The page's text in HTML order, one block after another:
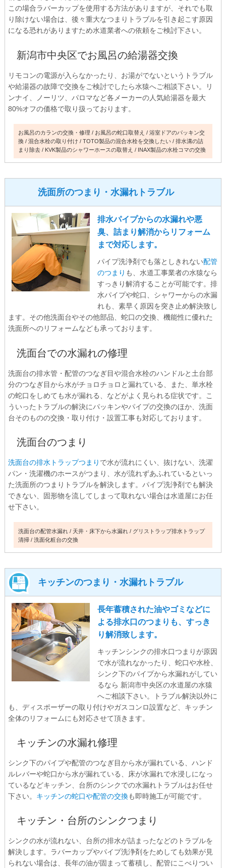
この場合ラバーカップを使用する方法がありますが、それでも取
り除けない場合は、後々重大なつまりトラブルを引き起こす原因
になる恐れがありますため水道業者への依頼をご検討下さい。
新潟市中央区でお風呂の給湯器交換
リモコンの電源が入らなかったり、お湯がでないというトラブル
や給湯器の故障で交換をご検討でしたら水猿へご相談下さい。リ
ンナイ、ノーリツ、パロマなど各メーカーの人気給湯器を最大
80%オフの価格で取り扱っております。
お風呂のカランの交換・修理 お風呂の蛇口取替え
浴室ドアのパッキン交
換
混合水栓の取り付け TOTO製品の混合水栓を交換したい
排水溝の詰
まり除去
KVK製品のシャワーホースの取替え INAX製品の水栓コマの交換
洗面所のつまり・水漏れトラブル
排水パイプからの水漏れや悪
臭、詰まり解消からリフォーム
まで対応します。
パイプ洗浄剤でも落としきれない配管
のつまり も、水道工事業者の水猿なら
すっきり解消することが可能です。排
水パイプや蛇口、シャワーからの水漏
れも、素早く原因を突き止め解決致し
ます。その他洗面台やその他部品、蛇口の交換、機能性に優れた
洗面所へのリフォームなども承っております。
洗面台での水漏れの修理
洗面台の排水管・配管のつなぎ目や混合水栓のハンドルと土台部
分のつなぎ目から水がチョロチョロと漏れている、また、単水栓
の蛇口をしめても水が漏れる、などがよく見られる症状です。こ
ういったトラブルの解決にパッキンやパイプの交換のほか、洗面
台そのものの交換・取り付け・設置工事も対応しております。
洗面台のつまり
洗面台の排水トラップつまり で水が流れにくい、抜けない、洗濯
パン・洗濯機のホースがつまり、水が流れずあふれているといっ
た洗面所のつまりトラブルを解決します。パイプ洗浄剤でも解決
できない、固形物を流してしまって取れない場合は水道屋にお任
せ下さい。
洗面台の配管水漏れ 天井・床下から水漏れ
グリストラップ排水トラップ
清掃
洗面化粧台の交換
キッチンのつまり・水漏れトラブル
長年蓄積された油やゴミなどに
よる排水口のつまりも、すっき
り解消致します。
キッチンシンクの排水口つまりが原因
で水が流れなかったり、蛇口や水栓、
シンク下のパイプから水漏れがしてい
るなら 新潟市中央区の水道屋の水猿
へご相談下さい。トラブル解決以外に
も、ディスポーザーの取り付けやガスコンロ設置など、キッチン
全体のリフォームにも対応させて頂きます。
キッチンの水漏れ修理
シンク下のパイプや配管のつなぎ目から水が漏れている、ハンド
ルレバーや蛇口から水が漏れている、床が水漏れで水浸しになっ
ているなどキッチン、台所のシンクでの水漏れトラブルはお任せ
下さい。 キッチンの蛇口や配管の交換も即時施工が可能です。
キッチン・台所のシンクつまり
シンクの水が流れない、台所の排水が詰まったなどのトラブルを
解決します。ラバーカップやパイプ洗浄剤をためしても効果が見
られない場合は、長年の油が固まって蓄積し、配管にこべりつい